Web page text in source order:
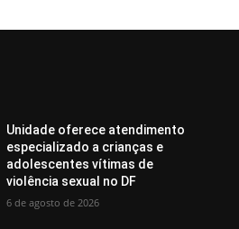
Unidade oferece atendimento
especializado a crianças e
adolescentes vítimas de
violência sexual no DF
6 de agosto de 2026